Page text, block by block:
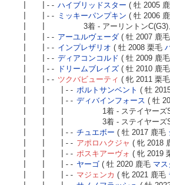
| |-- ハイブリッドスター ( 牡 2005
| |-- ミッキーパンプキン ( 牡 2006
3着 - アーリントン
| |-- アーユルヴェーダ ( 牡 2007 鹿毛
| |-- インプレザリオ ( 牡 2008 栗毛
| |-- ディアコンコルド ( 牡 2009 鹿毛
| |--
ドリームブレイズ ( 牡 2010 鹿毛
| |-- ツクバビューティ ( 牝 2011 栗毛
| | |-- ポルトサンベント ( 牡
| | |-- ディバインフォース ( 牡
1着 - ステイヤーズ
3着 - ステイヤーズ
| | |-- チュエボー ( 牡 2017 鹿毛
| | |-- アポロハクジャ ( 牝 2018
| | |-- ポスキアーヴォ ( 牝 2019
| | |-- ヤーゴ ( 牡 2020 鹿毛 マス
| | |-- マジェンカ ( 牝 2021 鹿毛